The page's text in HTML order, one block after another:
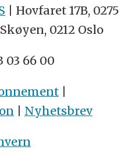
| Hovfaret 17B, 0275
0212 Oslo
03 66 00
Nyhetsbrev